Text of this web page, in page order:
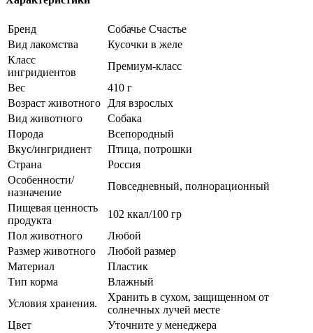
Бренд
Собачье Счастье
Вид лакомства
Кусочки в желе
Класс
ингридиентов
Премиум-класс
Вес
410 г
Возраст животного
Для взрослых
Вид животного
Собака
Порода
Всепородный
Вкус/ингридиент
Птица, потрошки
Страна
Россия
Особенности/
назначение
Повседневный, полнорационный
Пищевая ценность
продукта
102 ккал/100 гр
Пол животного
Любой
Размер животного
Любой размер
Материал
Пластик
Тип корма
Влажный
Условия хранения.
Хранить в сухом, защищенном от
солнечных лучей месте
Цвет
Уточните у менеджера